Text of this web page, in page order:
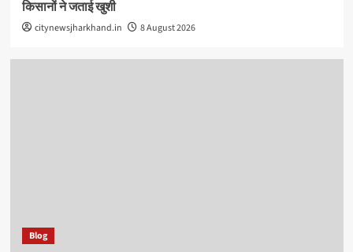
किसानों ने जताई खुशी
citynewsjharkhand.in 8 August 2026
Blog